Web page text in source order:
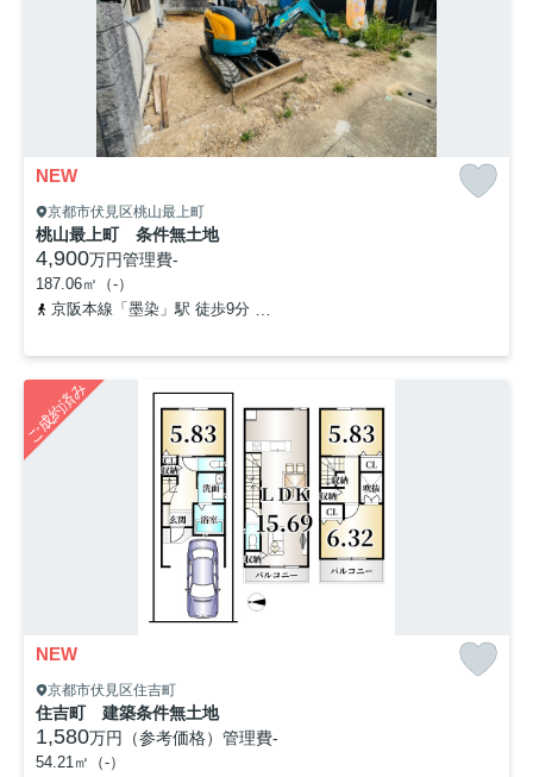
NEW
京都市伏見区桃山最上町
桃山最上町 条件無土地
4,900万円管理費-
187.06㎡（-）
京阪本線「墨染」駅 徒歩9分
ご成約済み
NEW
京都市伏見区住吉町
住吉町 建築条件無土地
1,580万円（参考価格） 管理費-
54.21㎡（-）